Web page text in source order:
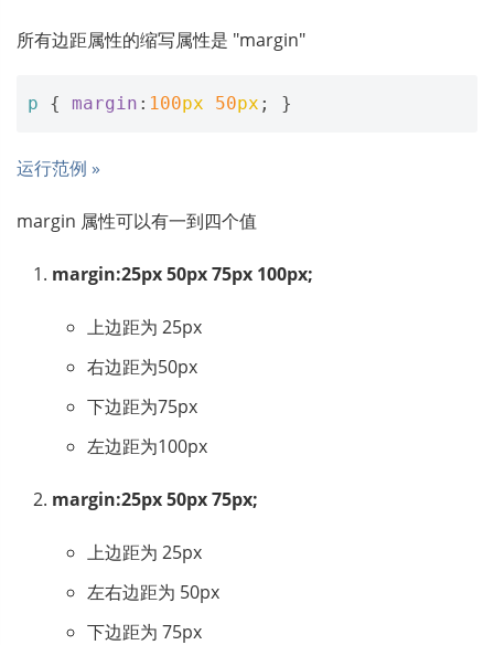
所有边距属性的缩写属性是 "margin"
p { margin : 100px 50px ; }
运行范例 »
margin 属性可以有一到四个值
margin:25px 50px 75px 100px;
上边距为 25px
右边距为50px
下边距为75px
左边距为100px
margin:25px 50px 75px;
上边距为 25px
左右边距为 50px
下边距为 75px